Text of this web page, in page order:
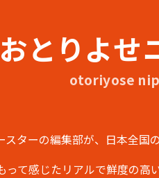
おとりよせ
otoriyose
ターの編集部が、日本全
って感じたリアルで鮮度の高